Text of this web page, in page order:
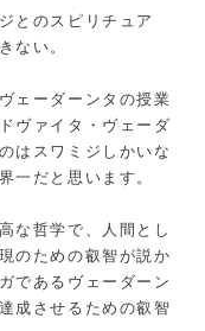
とのスピリチュア
ない。
ェーダーンタの授業
ヴァイタ・ヴェーダ
はスワミジしかいな
一だと思います。
な哲学で、人間とし
のための叡智が説か
であるヴェーダーン
成させるための叡智